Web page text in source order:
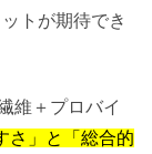
トが期待でき
維＋プロバイ
さ」と「総合的